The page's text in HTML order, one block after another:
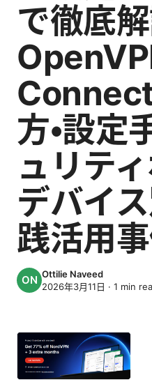
で徹底解
方・設定
ュリティ
デバイス
践活用
Ottilie Naveed
2026年3月11日 · 1 min